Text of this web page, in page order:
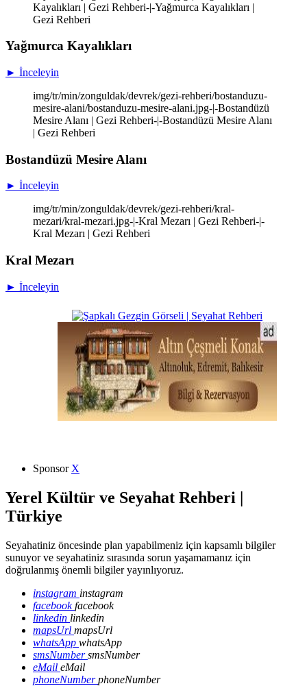
Kayalıkları | Gezi Rehberi-|-Yağmurca Kayalıkları |
Gezi Rehberi
Yağmurca Kayalıkları
► İnceleyin
img/tr/min/zonguldak/devrek/gezi-rehberi/bostanduzu-
mesire-alani/bostanduzu-mesire-alani.jpg-|-Bostandüzü
Mesire Alanı | Gezi Rehberi-|-Bostandüzü Mesire Alanı
| Gezi Rehberi
Bostandüzü Mesire Alanı
► İnceleyin
img/tr/min/zonguldak/devrek/gezi-rehberi/kral-
mezari/kral-mezari.jpg-|-Kral Mezarı | Gezi Rehberi-|-
Kral Mezarı | Gezi Rehberi
Kral Mezarı
► İnceleyin
Sponsor X
Yerel Kültür ve Seyahat Rehberi |
Türkiye
Seyahatiniz öncesinde plan yapabilmeniz için kapsamlı bilgiler
sunuyor ve seyahatiniz sırasında sorun yaşamamanız için
doğrulanmış önemli bilgiler yayınlıyoruz.
instagram instagram
facebookfacebook
linkedin linkedin
mapsUrl mapsUrl
whatsApp whatsApp
smsNumbersmsNumber
eMail eMail
phoneNumberphoneNumber